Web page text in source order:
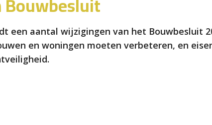
een aantal wijzigingen van het Bouwbesluit
en woningen moeten verbeteren, en